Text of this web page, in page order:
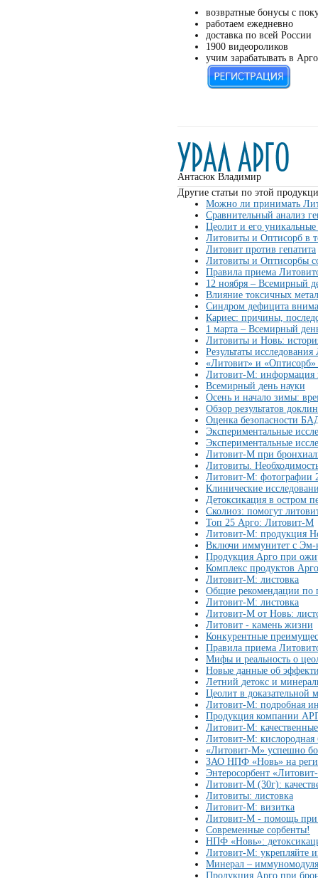
возвратные бонусы с
работаем ежедневно
доставка по всей России
1900 видеороликов
учим зарабатывать в Арго
Антасюк Владимир
Другие статьи по этой
Можно ли принимать
Сравнительный анализ
Цеолит и его уникальные
Литовиты и Оптисорб в
Литовит против гепатита
Литовиты и Оптисорбы
Правила приема
12 ноября – Всемирный
Влияние токсичных
Синдром дефицита
Кариес: причины,
1 марта – Всемирный
Литовиты и Новь:
Результаты
«Литовит» и «Оптисорб»
Литовит-М: информация
Всемирный день науки
Осень и начало зимы:
Обзор результатов
Оценка безопасности
Экспериментальные
Экспериментальные
Литовит-М при
Литовиты.
Литовит-М: фотографии
Клинические
Детоксикация в остром
Сколиоз: помогут
Топ 25 Арго: Литовит-М
Литовит-М: продукция
Включи иммунитет с Эм-
Продукция Арго при
Комплекс продуктов
Литовит-М: листовка
Общие рекомендации по
Литовит-М: листовка
Литовит-М от Новь:
Литовит - камень жизни
Конкурентные
Правила приема
Мифы и реальность о
Новые данные об
Летний детокс и
Цеолит в доказательной
Литовит-М: подробная
Продукция компании
Литовит-М:
Литовит-М: кислородная
«Литовит-М» успешно
ЗАО НПФ «Новь» на
Энтеросорбент
Литовит-М (30г):
Литовиты: листовка
Литовит-М: визитка
Литовит-М - помощь при
Современные сорбенты!
НПФ «Новь»:
Литовит-М: укрепляйте
Минерал –
Продукция Арго при